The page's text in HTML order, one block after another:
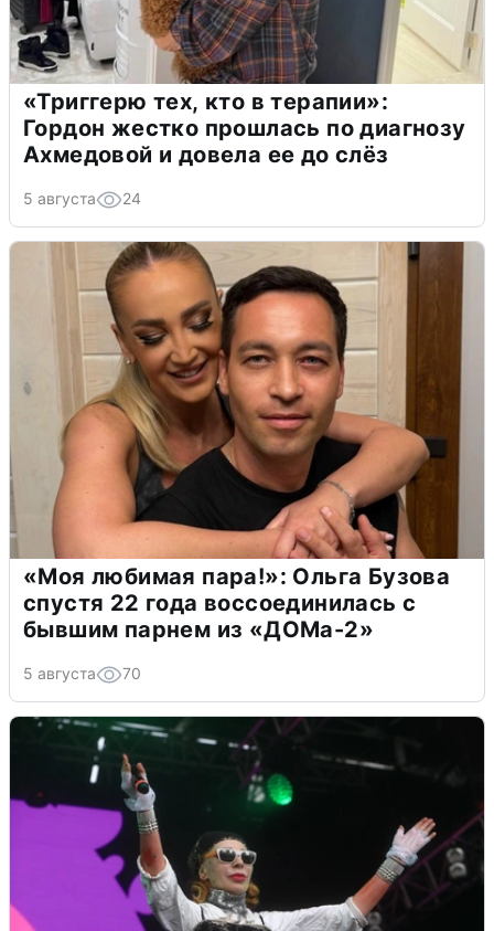
«Триггерю тех, кто в терапии»:
Гордон жестко прошлась по диагнозу
Ахмедовой и довела ее до слёз
5 августа 24
«Моя любимая пара!»: Ольга Бузова
спустя 22 года воссоединилась с
бывшим парнем из «ДОМа-2»
5 августа 70